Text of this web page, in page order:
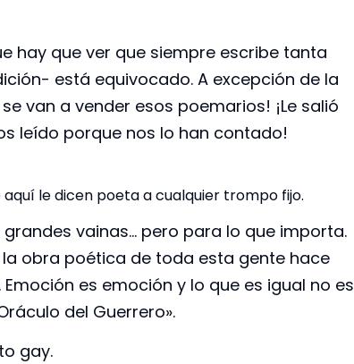
hay que ver que siempre escribe tanta
está equivocado. A excepción de la
van a vender esos poemarios! ¡Le salió
leído porque nos lo han contado!
le dicen poeta a cualquier trompo fijo.
vainas… pero para lo que importa.
obra poética de toda esta gente hace
es emoción y lo que es igual no es
del Guerrero».
gay.